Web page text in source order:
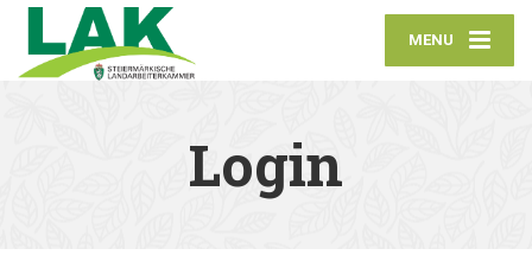
MENU
Login